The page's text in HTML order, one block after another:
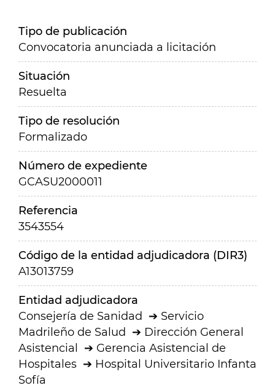
Tipo de publicación
Convocatoria anunciada a licitación
Situación
Resuelta
Tipo de resolución
Formalizado
Número de expediente
GCASU2000011
Referencia
3543554
Código de la entidad adjudicadora (DIR3)
A13013759
Entidad adjudicadora
Consejería de Sanidad
Servicio
Madrileño de Salud
Dirección General
Asistencial
Gerencia Asistencial de
Hospitales
Hospital Universitario Infanta
Sofía